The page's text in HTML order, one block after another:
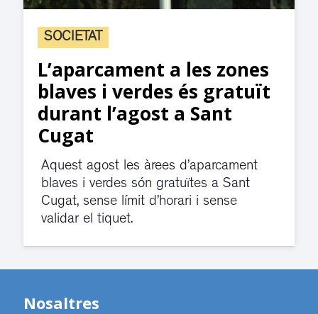
SOCIETAT
L’aparcament a les zones
blaves i verdes és gratuït
durant l’agost a Sant
Cugat
Aquest agost les àrees d’aparcament
blaves i verdes són gratuïtes a Sant
Cugat, sense límit d’horari i sense
validar el tiquet.
Nosaltres